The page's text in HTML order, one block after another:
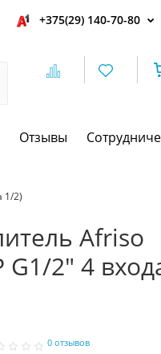
+375(29) 140-70-80
Отзывы
1/2)
Afriso
G1/2" 4
0 отзывов